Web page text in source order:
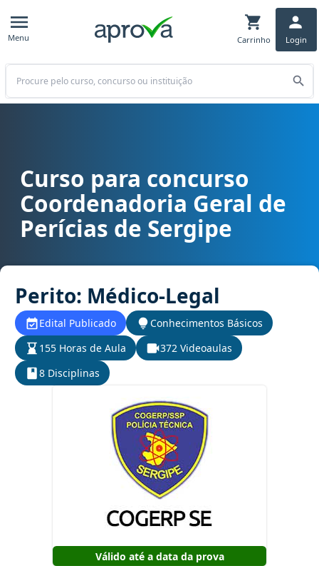
Menu Carrinho Login
Buscar
Curso para concurso COGERP (SE) - Coordenadoria Geral de
Curso para concurso
Coordenadoria Geral de
Perícias de Sergipe
Perito: Médico-Legal
Edital Publicado
Conhecimentos Básicos
155 Horas de Aula
372 Videoaulas
8 Disciplinas
Válido até a data da prova